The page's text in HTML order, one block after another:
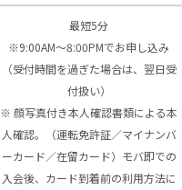
最短5分
※9:00AM～8:00PMでお申し込み
（受付時間を過ぎた場合は、翌日受
付扱い）
※ 顔写真付き本人確認書類による本
人確認。（運転免許証／マイナンバ
ーカード／在留カード）モバ即での
入会後、カード到着前の利用方法に